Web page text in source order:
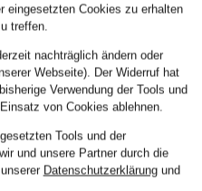
eingesetzten Cookies zu erhalten
treffen.
nachträglich ändern oder
Webseite). Der Widerruf hat
Verwendung der Tools und
von Cookies ablehnen.
Tools und der
und unsere Partner durch die
Datenschutzerklärungund